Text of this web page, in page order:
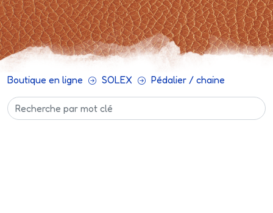
Boutique en ligne SOLEX Pédalier / chaine